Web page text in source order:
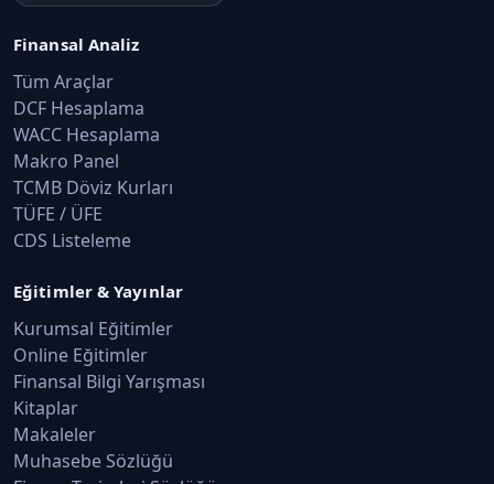
Finansal Analiz
Tüm Araçlar
DCF Hesaplama
WACC Hesaplama
Makro Panel
TCMB Döviz Kurları
TÜFE / ÜFE
CDS Listeleme
Eğitimler & Yayınlar
Kurumsal Eğitimler
Online Eğitimler
Finansal Bilgi Yarışması
Kitaplar
Makaleler
Muhasebe Sözlüğü